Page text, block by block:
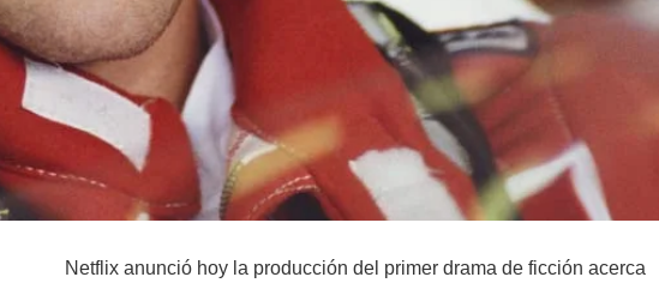
Netflix anunció hoy la producción del primer drama de ficción acerca